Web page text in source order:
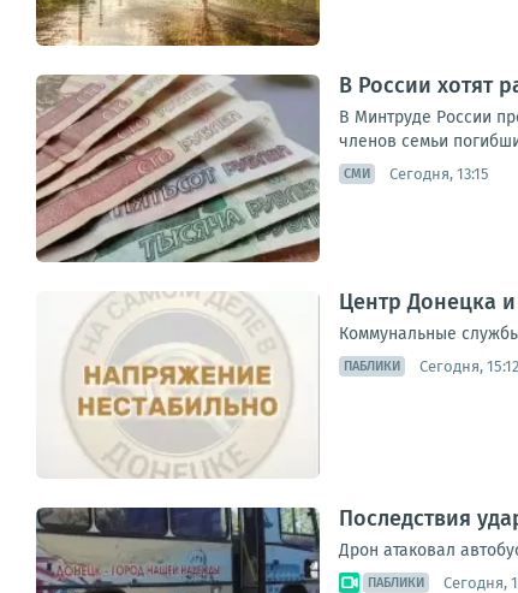
В России хотят
В Минтруде России
членов семьи
СМИ Сегодня, 13:15
Центр Донецка
Коммунальные
ПАБЛИКИ Сегодня, 15:12
Последствия
Дрон атаковал
ПАБЛИКИ Сегодня,